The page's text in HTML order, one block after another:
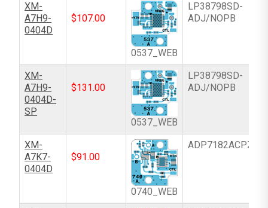
XM-
A7H9-
0404D
$107.00
0537_WEB
LP38798SD-
ADJ/NOPB
XM-
A7H9-
0404D-
SP
$131.00
0537_WEB
LP38798SD-
ADJ/NOPB
XM-
A7K7-
0404D
$91.00
0740_WEB
ADP7182ACPZ-